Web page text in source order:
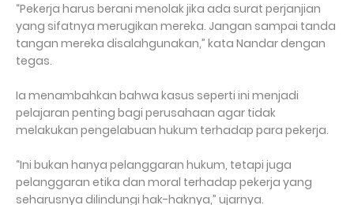
“Pekerja harus berani menolak jika ada surat perjanjian
yang sifatnya merugikan mereka. Jangan sampai tanda
tangan mereka disalahgunakan,” kata Nandar dengan
tegas.
Ia menambahkan bahwa kasus seperti ini menjadi
pelajaran penting bagi perusahaan agar tidak
melakukan pengelabuan hukum terhadap para pekerja.
“Ini bukan hanya pelanggaran hukum, tetapi juga
pelanggaran etika dan moral terhadap pekerja yang
seharusnya dilindungi hak-haknya,” ujarnya.